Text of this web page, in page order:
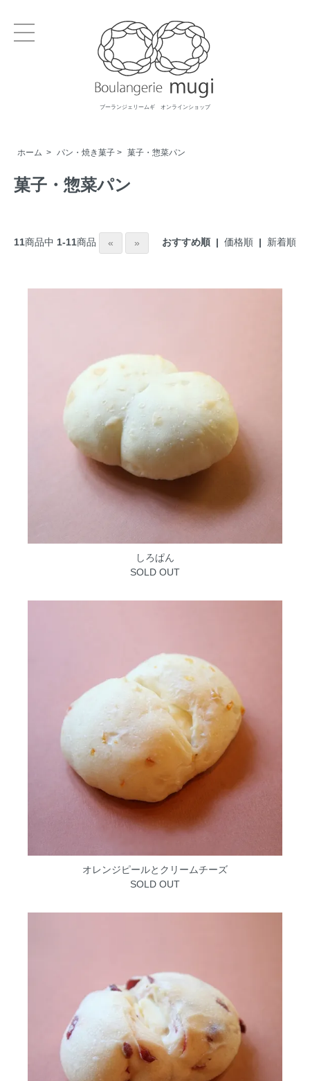
ブーランジェリームギ オンラインショップ
ホーム > パン・焼き菓子 > 菓子・惣菜パン
菓子・惣菜パン
11商品中 1-11商品 « » おすすめ順 | 価格順 | 新着順
しろぱん
SOLD OUT
オレンジピールとクリームチーズ
SOLD OUT